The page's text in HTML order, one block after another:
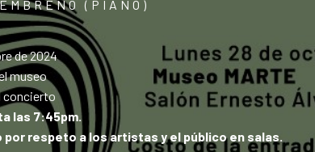
(PIANO)
de 2024
museo
concierto
las 7:45pm.
respeto a los artistas y el público en salas.